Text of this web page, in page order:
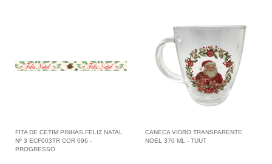
FITA DE CETIM PINHAS FELIZ NATAL
Nº 3 ECF003TR COR 096 -
PROGRESSO
CANECA VIDRO TRANSPARENTE
NOEL 370 ML - TUUT